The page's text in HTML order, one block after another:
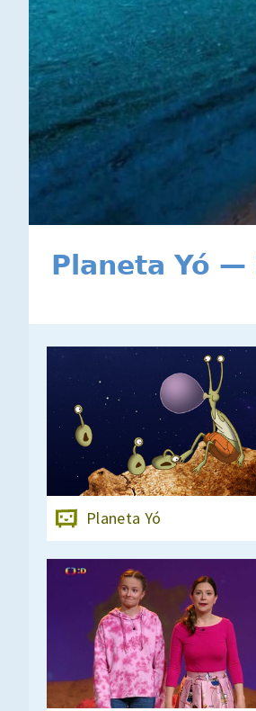
Planeta Yó
Planeta Yó